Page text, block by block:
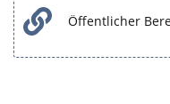
Öffentlicher